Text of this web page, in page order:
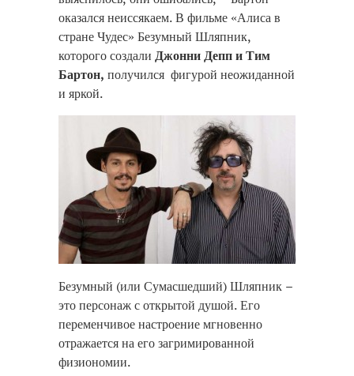
оказался неиссякаем. В фильме «Алиса в
стране Чудес» Безумный Шляпник,
которого создали Джонни Депп и Тим
Бартон, получился фигурой неожиданной
и яркой.
Безумный (или Сумасшедший) Шляпник –
это персонаж с открытой душой. Его
переменчивое настроение мгновенно
отражается на его загримированной
физиономии.